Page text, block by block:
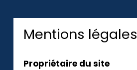
Mentions légales
Propriétaire du site